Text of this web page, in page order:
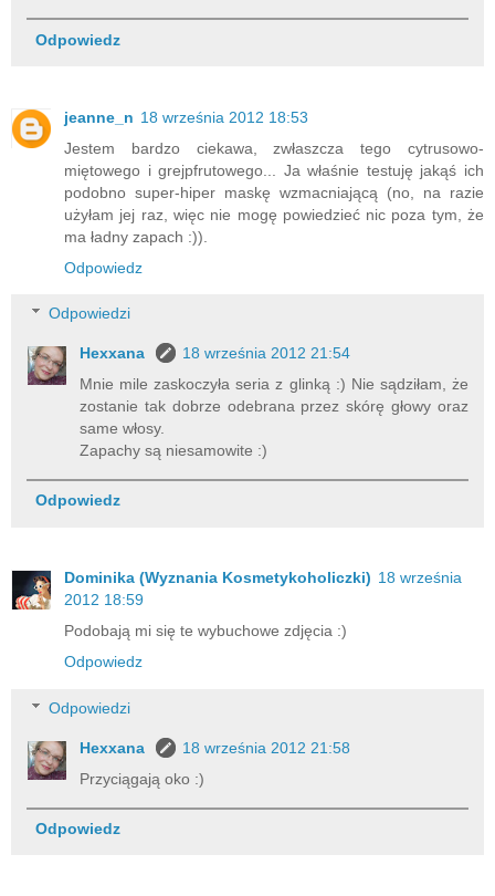
Odpowiedz
jeanne_n 18 września 2012 18:53
Jestem bardzo ciekawa, zwłaszcza tego cytrusowo-
miętowego i grejpfrutowego... Ja właśnie testuję jakąś ich
podobno super-hiper maskę wzmacniającą (no, na razie
użyłam jej raz, więc nie mogę powiedzieć nic poza tym, że
ma ładny zapach :)).
Odpowiedz
Odpowiedzi
Hexxana
18 września 2012 21:54
Mnie mile zaskoczyła seria z glinką :) Nie sądziłam, że
zostanie tak dobrze odebrana przez skórę głowy oraz
same włosy.
Zapachy są niesamowite :)
Odpowiedz
Dominika (Wyznania Kosmetykoholiczki) 18 września
2012 18:59
Podobają mi się te wybuchowe zdjęcia :)
Odpowiedz
Odpowiedzi
Hexxana
18 września 2012 21:58
Przyciągają oko :)
Odpowiedz